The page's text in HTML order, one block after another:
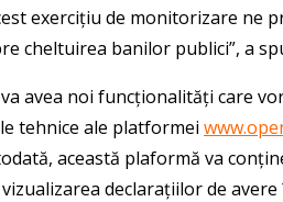
exercițiu de monitorizare ne
cheltuirea banilor publici”, a
avea noi funcționalități care
tehnice ale platformei
această plaformă va
declarațiilor de avere